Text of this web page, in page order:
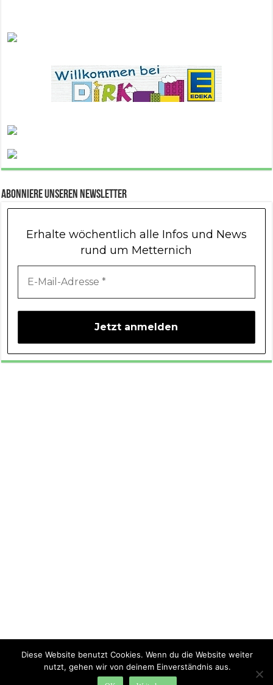
Abonniere unseren Newsletter
Erhalte wöchentlich alle Infos und News
rund um Metternich
Diese Website benutzt Cookies. Wenn du die Website weiter
nutzt, gehen wir von deinem Einverständnis aus.